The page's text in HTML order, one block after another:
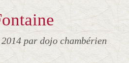
par dojo chambérien